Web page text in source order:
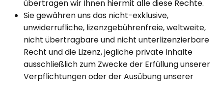
übertragen wir Ihnen hiermit alle diese Rechte.
Sie gewähren uns das nicht-exklusive,
unwiderrufliche, lizenzgebührenfreie, weltweite,
nicht übertragbare und nicht unterlizenzierbare
Recht und die Lizenz, jegliche private Inhalte
ausschließlich zum Zwecke der Erfüllung unserer
Verpflichtungen oder der Ausübung unserer